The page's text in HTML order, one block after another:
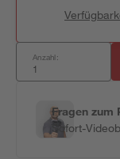
Anzahl:
Fragen zum
Sofort-